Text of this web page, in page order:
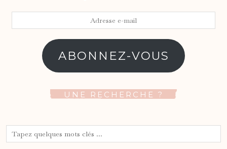
ABONNEZ-VOUS
UNE RECHERCHE ?